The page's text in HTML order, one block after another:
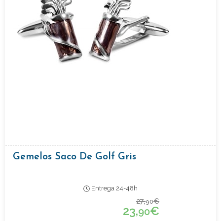
Gemelos Saco De Golf Gris
Entrega 24-48h
27,90€
23,90€